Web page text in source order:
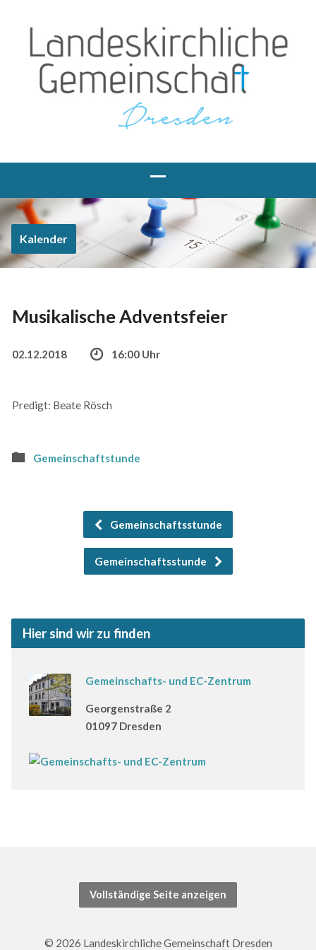
Kalender
Musikalische Adventsfeier
02.12.2018 16:00 Uhr
Predigt: Beate Rösch
Gemeinschaftstunde
Gemeinschaftsstunde
Gemeinschaftsstunde
Hier sind wir zu finden
Gemeinschafts- und EC-Zentrum
Georgenstraße 2
01097 Dresden
Vollständige Seite anzeigen
© 2026 Landeskirchliche Gemeinschaft Dresden